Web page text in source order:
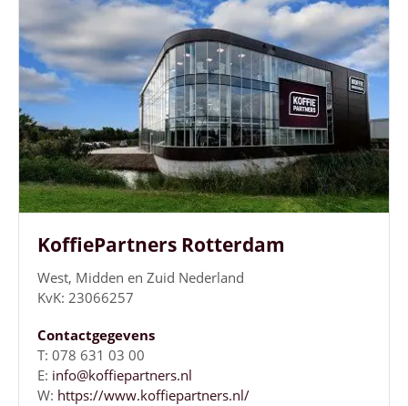
KoffiePartners Rotterdam
West, Midden en Zuid Nederland
KvK: 23066257
Contactgegevens
T: 078 631 03 00
E: info@koffiepartners.nl
W: https://www.koffiepartners.nl/